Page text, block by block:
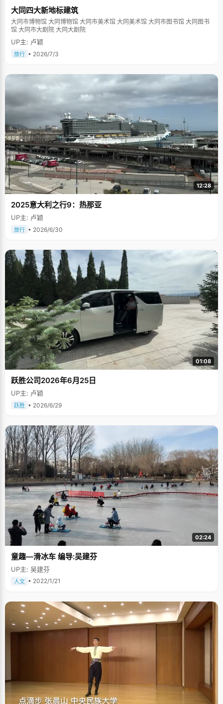
大同四大新地标建筑
大同市博物馆 大同博物馆 大同市美术馆 大同美术馆 大同市图书馆 大同图书
馆 大同市大剧院 大同大剧院
UP主: 卢颖
旅行 • 2026/7/3
12:28
2025意大利之行9：热那亚
UP主: 卢颖
旅行 • 2026/6/30
01:08
跃胜公司2026年6月25日
UP主: 卢颖
跃胜 • 2026/6/29
02:24
童趣—滑冰车 编导:吴建芬
UP主: 吴建芬
人文 • 2022/1/21